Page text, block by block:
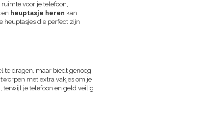
voor je telefoon,
heuptasje heren kan
heuptasjes die perfect zijn
te dragen, maar biedt genoeg
met extra vakjes om je
terwijl je telefoon en geld veilig